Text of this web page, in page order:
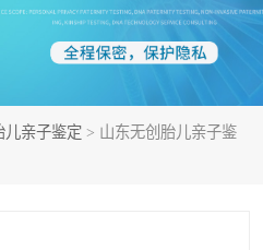
儿亲子鉴定 > 山东无创胎儿亲子鉴
无创亲子鉴定